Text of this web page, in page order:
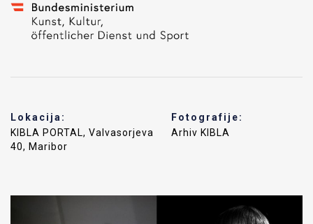
Lokacija:
KIBLA PORTAL, Valvasorjeva
40, Maribor
Fotografije:
Arhiv KIBLA